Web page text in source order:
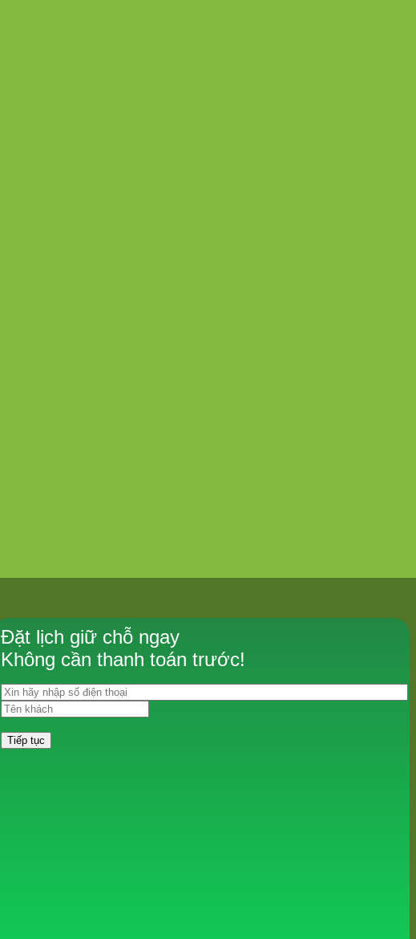
Đặt lịch giữ chỗ ngay
Không cần thanh toán trước!
Tiếp tục